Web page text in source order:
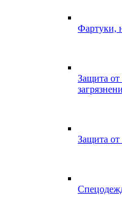
Фартуки,
Защита
Защита